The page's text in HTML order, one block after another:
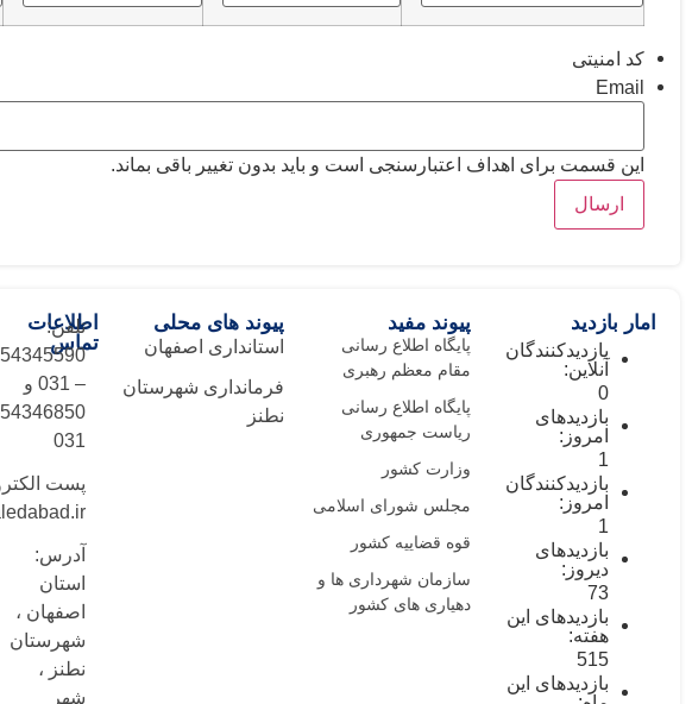
کد امنیتی
Email
این قسمت برای اهداف اعتبارسنجی است و باید بدون تغییر باقی بماند.
امار بازدید
بازدیدکنندگان
آنلاین:
0
بازدیدهای
امروز:
1
بازدیدکنندگان
امروز:
1
بازدیدهای
دیروز:
73
بازدیدهای این
هفته:
515
بازدیدهای این
پیوند مفید
پایگاه اطلاع رسانی
مقام معظم رهبری
پایگاه اطلاع رسانی
ریاست جمهوری
وزارت کشور
مجلس شورای اسلامی
قوه قضاییه کشور
سازمان شهرداری ها و
دهیاری های کشور
پیوند های محلی
استانداری اصفهان
فرمانداری شهرستان
نطنز
اطلاعات
تماس
تلفن:
54345590
– 031 و
031
پست
آدرس:
استان
اصفهان ،
شهرستان
نطنز ،
شهر